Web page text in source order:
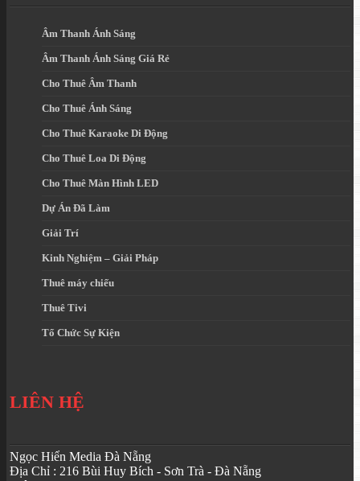
Âm Thanh Ánh Sáng
Âm Thanh Ánh Sáng Giá Rẻ
Cho Thuê Âm Thanh
Cho Thuê Ánh Sáng
Cho Thuê Karaoke Di Động
Cho Thuê Loa Di Động
Cho Thuê Màn Hình LED
Dự Án Đã Làm
Giải Trí
Kinh Nghiệm – Giải Pháp
Thuê máy chiếu
Thuê Tivi
Tổ Chức Sự Kiện
LIÊN HỆ
Ngọc Hiển Media Đà Nẵng
Địa Chỉ : 216 Bùi Huy Bích - Sơn Trà - Đà Nẵng